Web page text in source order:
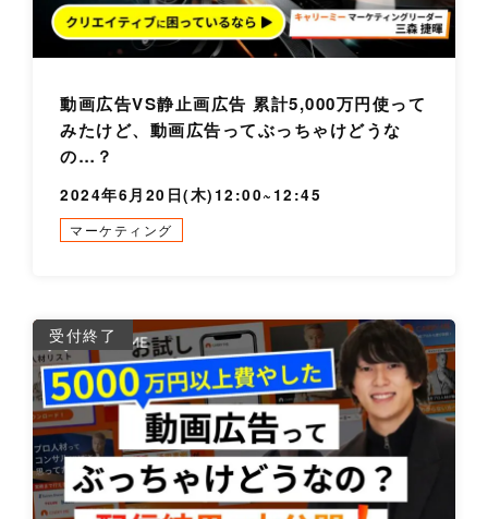
動画広告VS静止画広告 累計5,000万円使って
みたけど、動画広告ってぶっちゃけどうな
の…？
2024年6月20日(木)12:00~12:45
マーケティング
受付終了